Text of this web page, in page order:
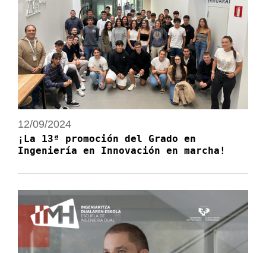
12/09/2024
¡La 13ª promoción del Grado en
Ingeniería en Innovación en marcha!